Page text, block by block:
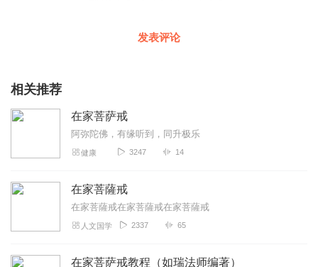
发表评论
相关推荐
在家菩萨戒
阿弥陀佛，有缘听到，同升极乐
健康 3247 14
在家菩薩戒
在家菩薩戒在家菩薩戒在家菩薩戒
人文国学 2337 65
在家菩萨戒教程（如瑞法师编著）